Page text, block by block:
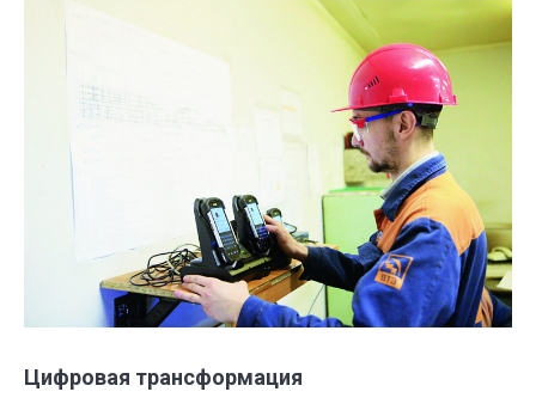
Цифровая трансформация